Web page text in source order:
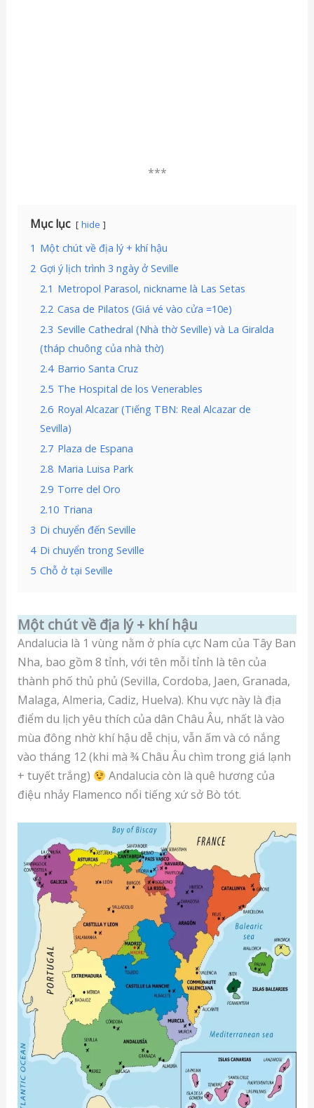
***
Mục lục hide
1 Một chút về địa lý + khí hậu
2 Gợi ý lịch trình 3 ngày ở Seville
2.1 Metropol Parasol, nickname là Las Setas
2.2 Casa de Pilatos (Giá vé vào cửa =10e)
2.3 Seville Cathedral (Nhà thờ Seville) và La Giralda
(tháp chuông của nhà thờ)
2.4 Barrio Santa Cruz
2.5 The Hospital de los Venerables
2.6 Royal Alcazar (Tiếng TBN: Real Alcazar de
Sevilla)
2.7 Plaza de Espana
2.8 Maria Luisa Park
2.9 Torre del Oro
2.10 Triana
3 Di chuyển đến Seville
4 Di chuyển trong Seville
5 Chỗ ở tại Seville
Một chút về địa lý + khí hậu
Andalucia là 1 vùng nằm ở phía cực Nam của Tây Ban
Nha, bao gồm 8 tỉnh, với tên mỗi tỉnh là tên của
thành phố thủ phủ (Sevilla, Cordoba, Jaen, Granada,
Malaga, Almeria, Cadiz, Huelva). Khu vực này là địa
điểm du lịch yêu thích của dân Châu Âu, nhất là vào
mùa đông nhờ khí hậu dễ chịu, vẫn ấm và có nắng
vào tháng 12 (khi mà ¾ Châu Âu chìm trong giá lạnh
+ tuyết trắng)
Andalucia còn là quê hương của
điệu nhảy Flamenco nổi tiếng xứ sở Bò tót.